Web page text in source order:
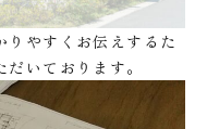
やすくお伝えするた
いております。